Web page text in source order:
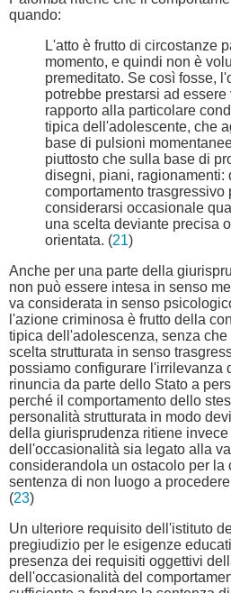
quando:
L'atto è frutto di circostanze
momento, e quindi non è
premeditato. Se così fosse,
potrebbe prestarsi ad
rapporto alla particolare
tipica dell'adolescente, che
base di pulsioni
piuttosto che sulla base di
disegni, piani, ragionamenti:
comportamento trasgressivo
considerarsi occasionale
una scelta deviante precisa
orientata. (21)
Anche per una parte della
non può essere intesa in senso
va considerata in senso
l'azione criminosa è frutto della
tipica dell'adolescenza, senza
scelta strutturata in senso
possiamo configurare l'irrilevanza
rinuncia da parte dello Stato a
perché il comportamento dello
personalità strutturata in modo
della giurisprudenza ritiene
dell'occasionalità sia legato alla
considerandola un ostacolo per la
sentenza di non luogo a
(23)
Un ulteriore requisito dell'istituto
pregiudizio per le esigenze
presenza dei requisiti oggettivi
dell'occasionalità del